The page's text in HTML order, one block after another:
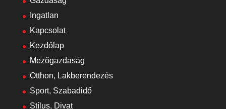
Ingatlan
Kapcsolat
Kezdőlap
Mezőgazdaság
Otthon, Lakberendezés
Sport, Szabadidő
Stílus, Divat